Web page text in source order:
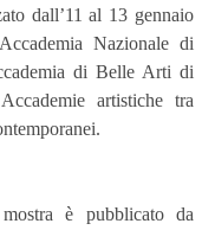
dall’11 al 13 gennaio
Nazionale di
di Belle Arti di
artistiche tra
è pubblicato da